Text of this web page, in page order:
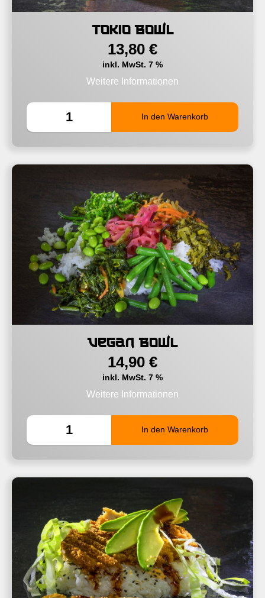
Tokio Bowl
13,80 €
inkl. MwSt. 7 %
Weitere Informationen
Vegan Bowl
14,90 €
inkl. MwSt. 7 %
Weitere Informationen